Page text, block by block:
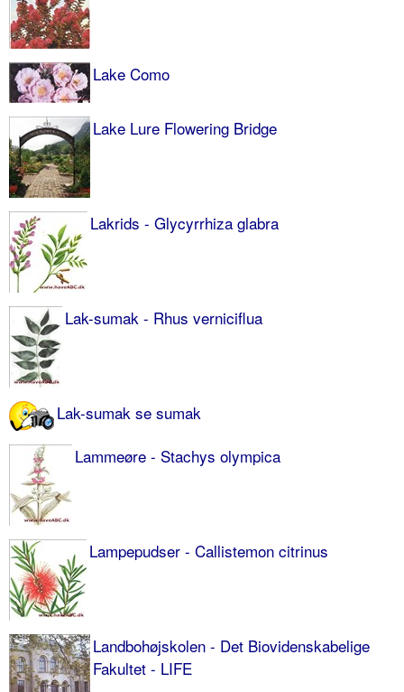
Lake Como
Lake Lure Flowering Bridge
Lakrids - Glycyrrhiza glabra
Lak-sumak - Rhus verniciflua
Lak-sumak se sumak
Lammeøre - Stachys olympica
Lampepudser - Callistemon citrinus
Landbohøjskolen - Det Biovidenskabelige
Fakultet - LIFE